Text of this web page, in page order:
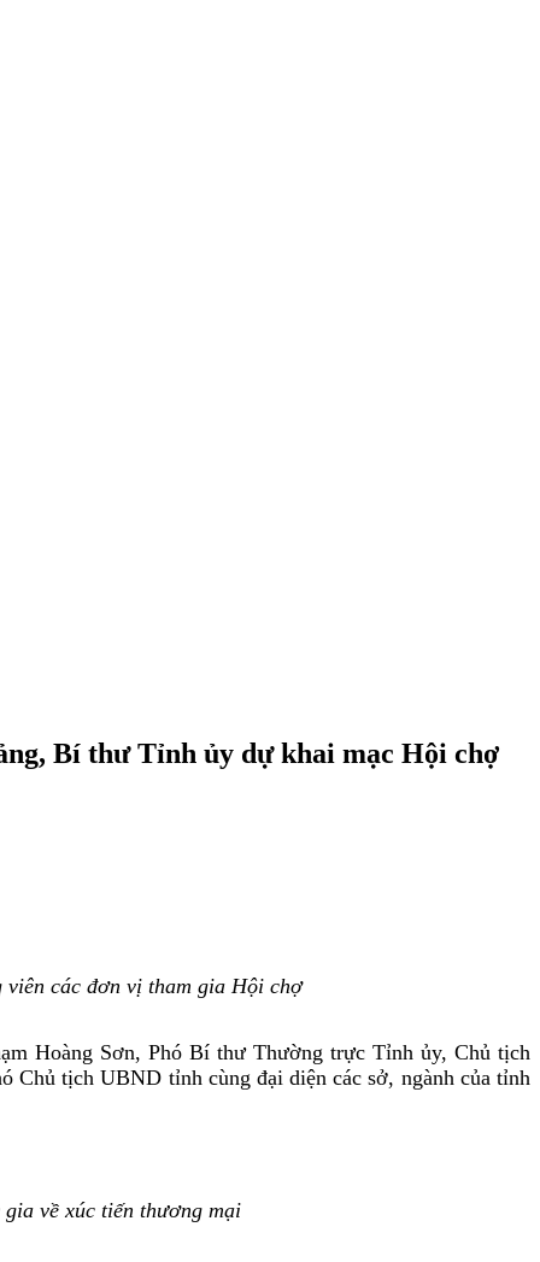
Bí thư Tỉnh ủy dự khai mạc Hội chợ
các đơn vị tham gia Hội chợ
Hoàng Sơn, Phó Bí thư Thường trực Tỉnh ủy, Chủ tịch
tịch UBND tỉnh cùng đại diện các sở, ngành của tỉnh
về xúc tiến thương mại